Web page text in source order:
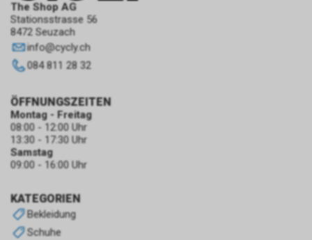
The Shop AG
Stationsstrasse 56
8472 Seuzach
info@cycly.ch
084 811 28 32
KATEGORIEN
Bekleidung
Schuhe
ÖFFNUNGSZEITEN
Montag - Freitag
08:00 - 12:00 Uhr
13:30 - 17:30 Uhr
Samstag
09:00 - 16:00 Uhr